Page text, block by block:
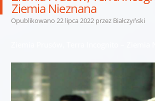
Ziemia Nieznana
Opublikowano 22 lipca 2022przez Białczyński